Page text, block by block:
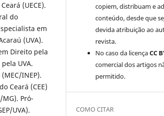
(UECE).
do
em
(UVA).
Direito pela
UVA.
INEP).
Ceará (CEE)
Pró-
UVA).
copiem, distribuam e
conteúdo, desde que
devida atribuição ao
revista.
No caso da licençaCC
comercial dos artigos
permitido.
COMO CITAR